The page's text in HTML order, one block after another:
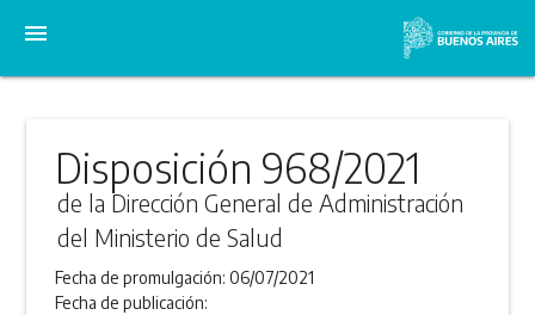
menu
Disposición 968/2021
de la Dirección General de Administración
del Ministerio de Salud
Fecha de promulgación:06/07/2021
Fecha de publicación: